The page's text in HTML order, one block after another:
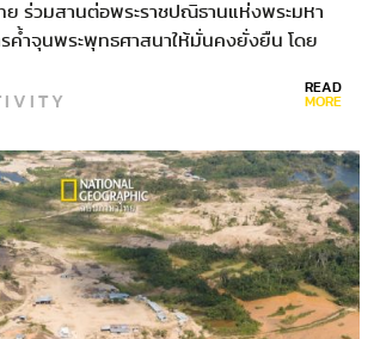
ย ร่วมสานต่อพระราชปณิธานแห่งพระมหา
ค้ำจุนพระพุทธศาสนาให้มั่นคงยั่งยืน โดย
READ
MORE